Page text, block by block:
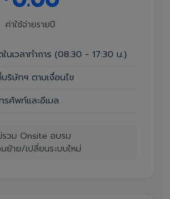
ค่าใช้จ่ายรายปี
นเวลาทำการ (08:30 - 17:30 น.)
ริษัทฯ ตามเงื่อนไข
รศัพท์และอีเมล
รวม Onsite อบรม
ย้าย/เปลี่ยนระบบใหม่